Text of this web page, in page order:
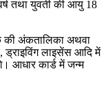
तथा युवती की आयु 18
की अंकतालिका अथवा
ड्राइविंग लाइसेंस आदि में
आधार कार्ड में जन्म